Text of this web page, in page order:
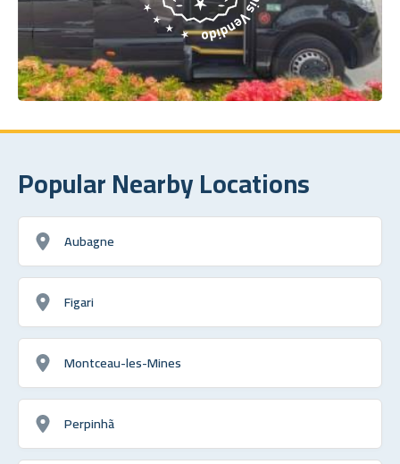
Popular Nearby Locations
Aubagne
Figari
Montceau-les-Mines
Perpinhã